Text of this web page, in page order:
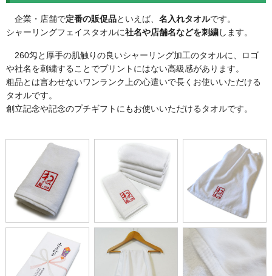
企業・店舗で定番の販促品といえば、 名入れタオルです。
シャーリングフェイスタオルに社名や店舗名などを刺繍します。
260匁と厚手の肌触りの良いシャーリング加工のタオルに、ロゴ
や社名を刺繍することでプリントにはない高級感があります。
粗品とは言わせないワンランク上の心遣いで長くお使いいただける
タオルです。
創立記念や記念のプチギフトにもお使いいただけるタオルです。